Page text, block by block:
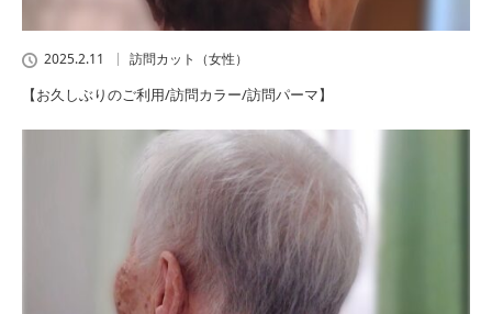
2025.2.11 訪問カット（女性）
【お久しぶりのご利用/訪問カラー/訪問パーマ】